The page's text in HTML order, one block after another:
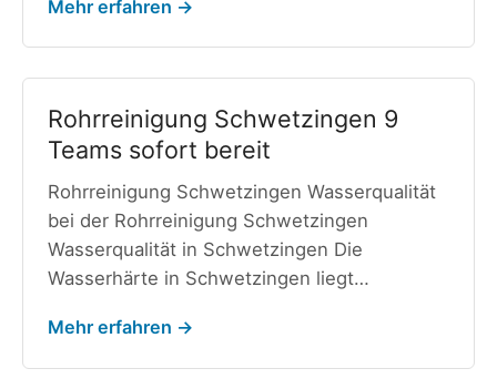
Mehr erfahren →
Rohrreinigung Schwetzingen 9
Teams sofort bereit
Rohrreinigung Schwetzingen Wasserqualität
bei der Rohrreinigung Schwetzingen
Wasserqualität in Schwetzingen Die
Wasserhärte in Schwetzingen liegt…
Mehr erfahren →